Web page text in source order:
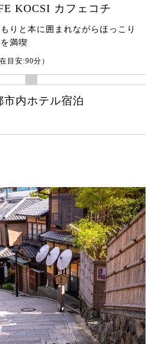
KOCSI カフェコチ
りと本に囲まれながらほっこり
満喫
目安:90分）
市内ホテル宿泊